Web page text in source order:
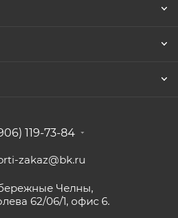
119-73-84
zakaz@bk.ru
Челны,
62/06/1, офис 6.